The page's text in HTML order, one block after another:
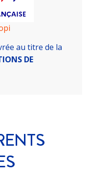
au titre de la
DE